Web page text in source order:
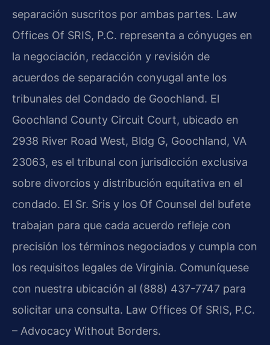
separación suscritos por ambas partes. Law
Offices Of SRIS, P.C. representa a cónyuges en
la negociación, redacción y revisión de
acuerdos de separación conyugal ante los
tribunales del Condado de Goochland. El
Goochland County Circuit Court, ubicado en
2938 River Road West, Bldg G, Goochland, VA
23063, es el tribunal con jurisdicción exclusiva
sobre divorcios y distribución equitativa en el
condado. El Sr. Sris y los Of Counsel del bufete
trabajan para que cada acuerdo refleje con
precisión los términos negociados y cumpla con
los requisitos legales de Virginia. Comuníquese
con nuestra ubicación al (888) 437-7747 para
solicitar una consulta. Law Offices Of SRIS, P.C.
– Advocacy Without Borders.